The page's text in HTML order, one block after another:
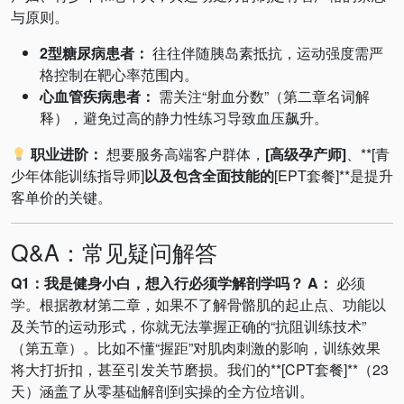
与原则。
2型糖尿病患者： 往往伴随胰岛素抵抗，运动强度需严
格控制在靶心率范围内。
心血管疾病患者： 需关注“射血分数”（第二章名词解
释），避免过高的静力性练习导致血压飙升。
职业进阶： 想要服务高端客户群体， [高级孕产师]、**[青
少年体能训练指导师]以及包含全面技能的[EPT套餐]**是提升
客单价的关键。
Q&A：常见疑问解答
Q1：我是健身小白，想入行必须学解剖学吗？ A： 必须
学。根据教材第二章，如果不了解骨骼肌的起止点、功能以
及关节的运动形式，你就无法掌握正确的“抗阻训练技术”
（第五章）。比如不懂“握距”对肌肉刺激的影响，训练效果
将大打折扣，甚至引发关节磨损。我们的**[CPT套餐]**（23
天）涵盖了从零基础解剖到实操的全方位培训。